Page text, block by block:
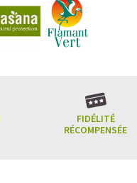
FIDÉLITÉ
RÉCOMPENSÉE